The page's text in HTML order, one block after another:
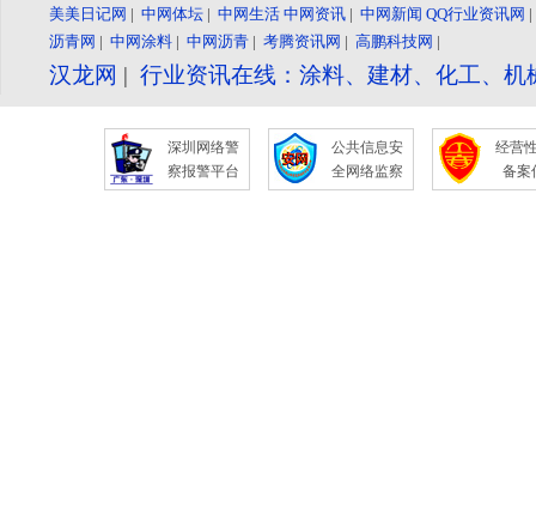
美美日记网 | 中网体坛 | 中网生活 中网资讯 | 中网新闻 QQ行业资讯网
沥青网 | 中网涂料 | 中网沥青 | 考腾资讯网 | 高鹏科技网 |
汉龙网 | 行业资讯在线：涂料、建材、化工、
深圳网络警
察报警平台
公共信息安
全网络监察
经营
备案